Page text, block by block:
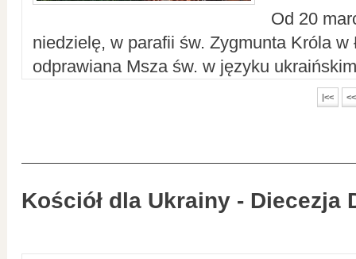
Od 20
niedzielę, w parafii św. Zygmunta Króla w
odprawiana Msza św. w języku
|<< <<
Kościół dla Ukrainy - Diecezja